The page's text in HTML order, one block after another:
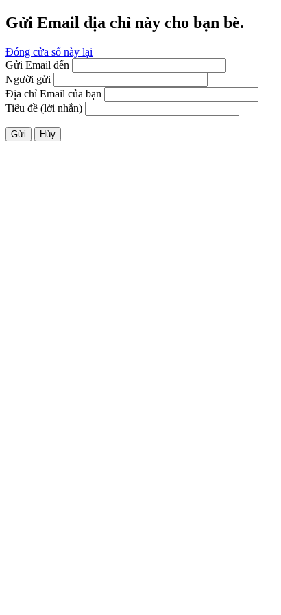
Gửi Email địa chỉ này cho bạn bè.
Đóng cửa sổ này lại
Gửi Email đến
Người gửi
Địa chỉ Email của bạn
Tiêu đề (lời nhắn)
Gửi Hủy